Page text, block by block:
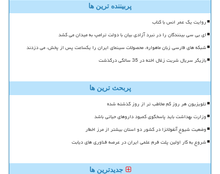
پربیننده ترین ها
روایت یک عمر انس با کتاب
ای بی سی بینندگان را در نبرد آزادی بیان با دولت ترامپ به میدان می کشد
شبکه های فارسی زبان ماهواره، محصولات سینمای ایران را یکساعت پس از پخش، می دزدند
بازیگر سریال شربت زغال اخته در 35 سالگی درگذشت
پربحث ترین ها
تلویزیون هر روز کم مخاطب تر از روز گذشته شده
وزارت بهداشت باید پاسخگوی کمبود داروهای حیاتی باشد
وضعیت شیوع آنفولانزا در کشور دو استان بیشتر از مرز اخطار
شروع به کار اولین پلت فرم علمی ایران در عرصه فناوری های دیابت
جدیدترین ها